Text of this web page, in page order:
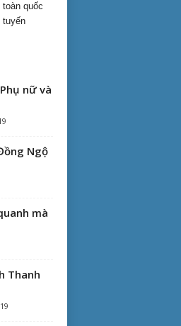
quốc
tuyến
nữ và
Ngộ
mà
Thanh